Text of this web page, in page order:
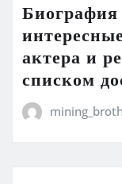
актера и
списком
mining_broth